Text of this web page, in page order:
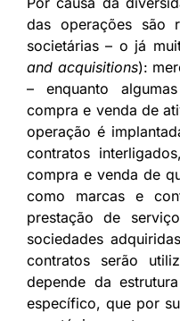
das operações são
societárias – o já
and acquisitions):
– enquanto
compra e venda de
operação é
contratos
compra e venda de
como marcas e
prestação de
sociedades
contratos serão
depende da
específico, que por